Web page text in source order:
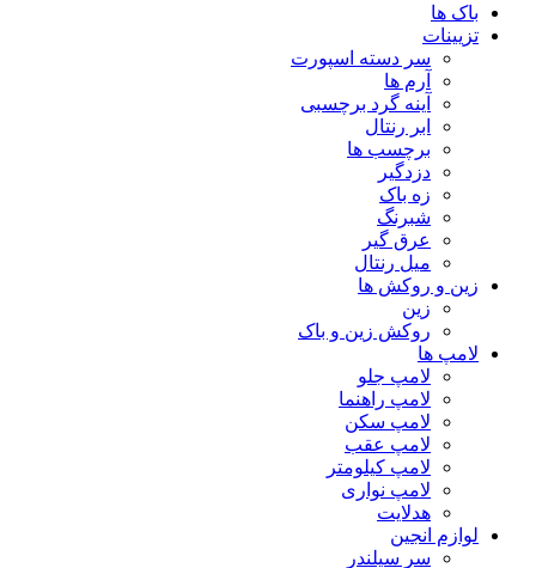
باک ها
تزیینات
سر دسته اسپورت
آرم ها
آینه گرد برچسبی
ابر رنتال
برچسب ها
دزدگیر
زه باک
شبرنگ
عرق گیر
میل رنتال
زین و روکش ها
زین
روکش زین و باک
لامپ ها
لامپ جلو
لامپ راهنما
لامپ سکن
لامپ عقب
لامپ کیلومتر
لامپ نواری
هدلایت
لوازم انجین
سر سیلندر